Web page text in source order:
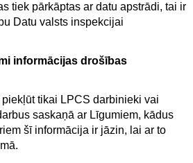
tiek pārkāptas ar datu apstrādi, tai ir
Datu valsts inspekcijai
informācijas drošības
tikai LPCS darbinieki vai
saskaņā ar Līgumiem, kādus
šī informācija ir jāzin, lai ar to